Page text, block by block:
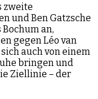
zweite
und Ben Gatzsche
an,
gegen Léo van
auch von einem
bringen und
Ziellinie – der